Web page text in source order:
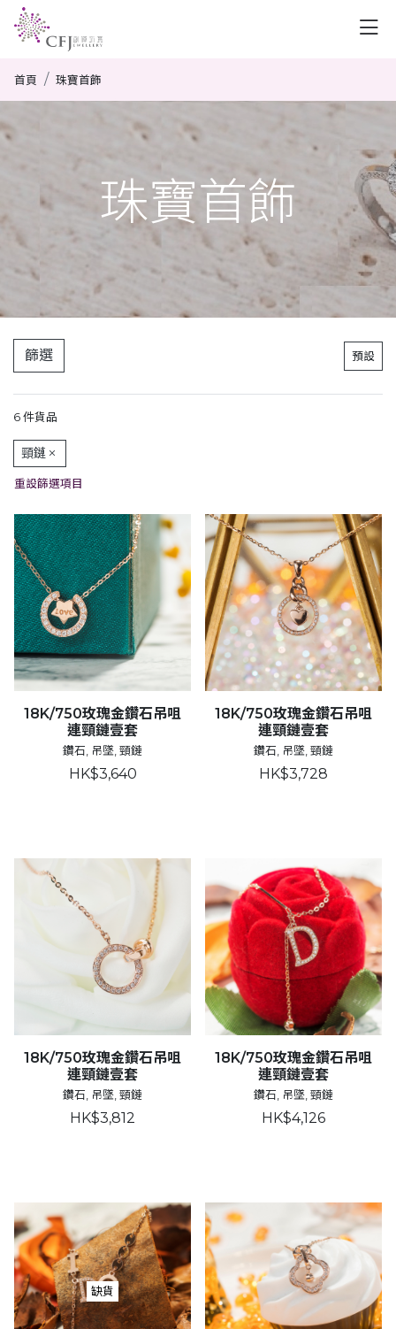
首頁 珠寶首飾
珠寶首飾
篩選 預設
6 件貨品
頸鏈
重設篩選項目
18K/750玫瑰金鑽石吊咀
連頸鏈壹套
鑽石, 吊墜, 頸鏈
HK$3,640
18K/750玫瑰金鑽石吊咀
連頸鏈壹套
鑽石, 吊墜, 頸鏈
HK$3,728
18K/750玫瑰金鑽石吊咀
連頸鏈壹套
鑽石, 吊墜, 頸鏈
HK$3,812
18K/750玫瑰金鑽石吊咀
連頸鏈壹套
鑽石, 吊墜, 頸鏈
HK$4,126
缺貨